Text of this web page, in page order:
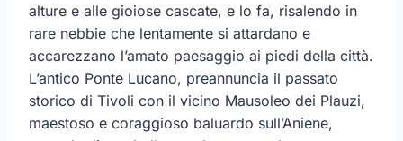
alture e alle gioiose cascate, e lo fa, risalendo in
rare nebbie che lentamente si attardano e
accarezzano l’amato paesaggio ai piedi della città.
L’antico Ponte Lucano, preannuncia il passato
storico di Tivoli con il vicino Mausoleo dei Plauzi,
maestoso e coraggioso baluardo sull’Aniene,